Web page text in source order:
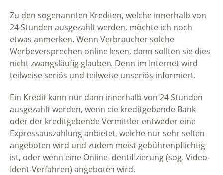
Zu den sogenannten Krediten, welche innerhalb von
24 Stunden ausgezahlt werden, möchte ich noch
etwas anmerken. Wenn Verbraucher solche
Werbeversprechen online lesen, dann sollten sie dies
nicht zwangsläufig glauben. Denn im Internet wird
teilweise seriös und teilweise unseriös informiert.
Ein Kredit kann nur dann innerhalb von 24 Stunden
ausgezahlt werden, wenn die kreditgebende Bank
oder der kreditgebende Vermittler entweder eine
Expressauszahlung anbietet, welche nur sehr selten
angeboten wird und zudem meist gebührenpflichtig
ist, oder wenn eine Online-Identifizierung (sog. Video-
Ident-Verfahren) angeboten wird.